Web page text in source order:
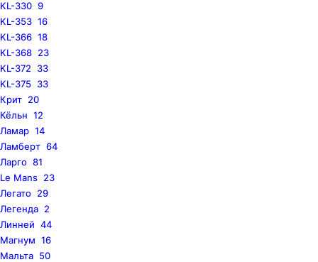
KL-330 9
KL-353 16
KL-366 18
KL-368 23
KL-372
33
KL-375 33
Крит 20
Кёльн 12
Ламар 14
Ламберт 64
Ларго 81
Le Mans 23
Легато 29
Легенда 2
Линней 44
Магнум 16
Мальта 50